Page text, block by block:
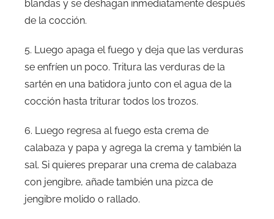
blandas y se deshagan inmediatamente después
de la cocción.
5. Luego apaga el fuego y deja que las verduras
se enfríen un poco. Tritura las verduras de la
sartén en una batidora junto con el agua de la
cocción hasta triturar todos los trozos.
6. Luego regresa al fuego esta crema de
calabaza y papa y agrega la crema y también la
sal. Si quieres preparar una crema de calabaza
con jengibre, añade también una pizca de
jengibre molido o rallado.